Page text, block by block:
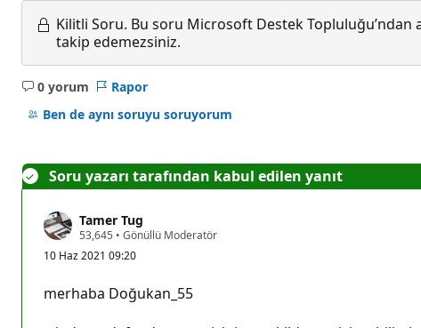
Kilitli Soru. Bu soru Microsoft Destek Topluluğu’ndan
takip edemezsiniz.
0 yorum
Açıklama
yok
Rapor
Ben de aynı soruyu soruyorum
Soru yazarı tarafından kabul edilen yanıt
Tamer Tug
53,645 S
y
ı
n
• Gönüllü Moderatör
10 Haz 2021 09:20
merhaba Doğukan_55